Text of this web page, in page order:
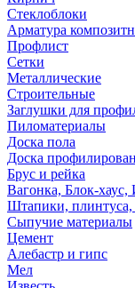
Стеклоблоки
Арматура
Профлист
Сетки
Металлические
Строительные
Заглушки для
Пиломатериалы
Доска пола
Доска
Брус и рейка
Вагонка, Блок-
Штапики, плинтуса,
Сыпучие материалы
Цемент
Алебастр и гипс
Мел